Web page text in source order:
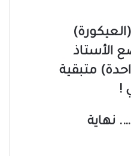
الأستاذ
متبقية
!
نهاية